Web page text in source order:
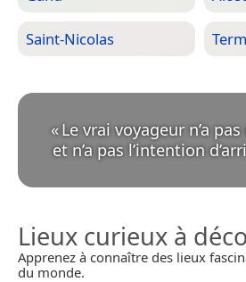
Saint-Nicolas
«Le vrai voyageur n’a
et n’a pas l’intention
Lieux curieux à
Apprenez à connaître des lieux
du monde.